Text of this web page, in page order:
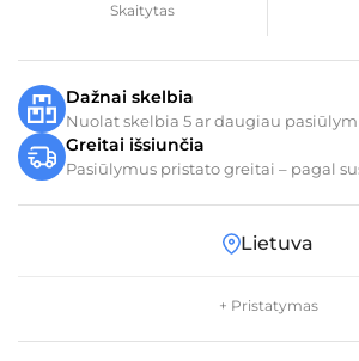
Skaitytas
Dažnai skelbia
Nuolat skelbia 5 ar daugiau
Greitai išsiunčia
Pasiūlymus pristato greitai – pagal
Lietuva
+ Pristatymas